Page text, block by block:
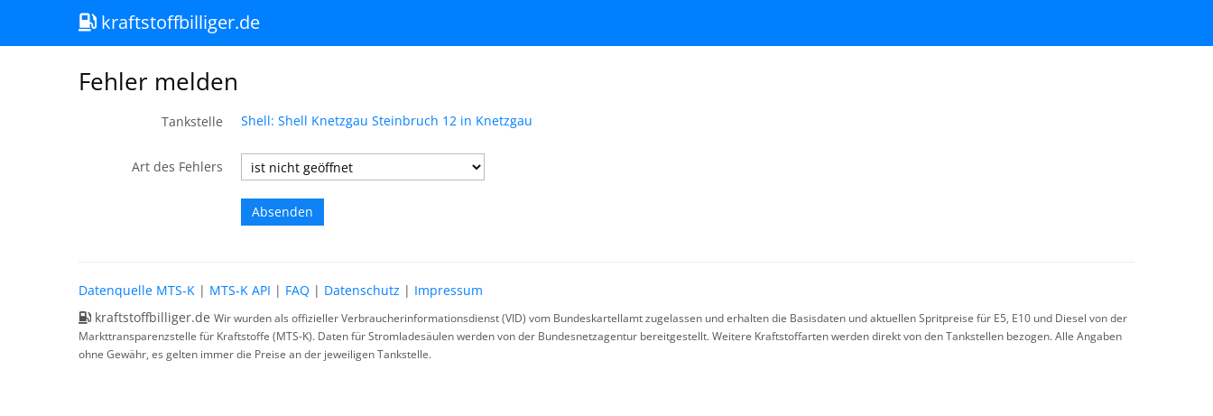
kraftstoffbilliger.de
Fehler melden
Tankstelle Shell: Shell Knetzgau Steinbruch 12 in Knetzgau
Art des Fehlers
Datenquelle MTS-K | MTS-K API | FAQ | Datenschutz | Impressum
kraftstoffbilliger.de Wir wurden als offizieller Verbraucherinformationsdienst (VID) vom Bundeskartellamt zugelassen und erhalten die Basisdaten und aktuellen Spritpreise für E5, E10 und Diesel von der
Markttransparenzstelle für Kraftstoffe (MTS-K). Daten für Stromladesäulen werden von der Bundesnetzagentur bereitgestellt. Weitere Kraftstoffarten werden direkt von den Tankstellen bezogen. Alle Angaben
ohne Gewähr, es gelten immer die Preise an der jeweiligen Tankstelle.